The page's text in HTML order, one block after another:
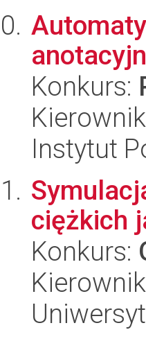
Konkurs:
Instytut
ciężkich
Konkurs: